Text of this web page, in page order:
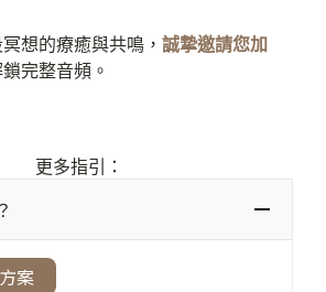
想的療癒與共鳴，誠摯邀請您加
鎖完整音頻。
更多指引：
案